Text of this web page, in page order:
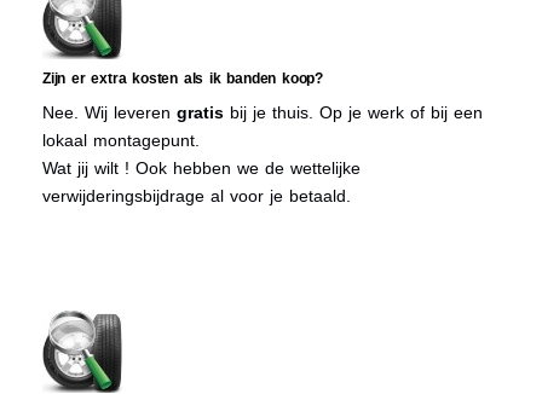
Zijn er extra kosten als ik banden koop?
Nee. Wij leveren gratis bij je thuis. Op je werk of bij een
lokaal montagepunt.
Wat jij wilt ! Ook hebben we de wettelijke
verwijderingsbijdrage al voor je betaald.